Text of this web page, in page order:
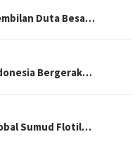
Duta Besa…
Bergerak…
Sumud Flotil…